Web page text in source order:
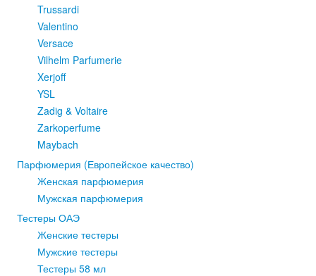
Trussardi
Valentino
Versace
Vilhelm Parfumerie
Xerjoff
YSL
Zadig & Voltaire
Zarkoperfume
Maybach
Парфюмерия (Европейское качество)
Женская парфюмерия
Мужская парфюмерия
Тестеры ОАЭ
Женские тестеры
Мужские тестеры
Тестеры 58 мл